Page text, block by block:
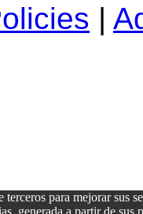
|
para mejorar sus